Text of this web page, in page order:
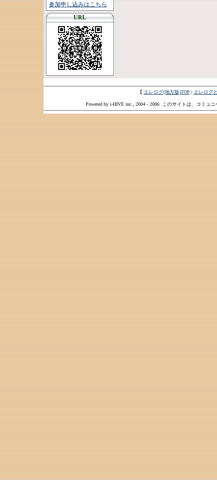
参加申し込みはこちら
URL
【 エレログ(地方版)TOP | エレログ
Powered by i-HIVE inc., 2004 - 2006. このサイトは、コミュ